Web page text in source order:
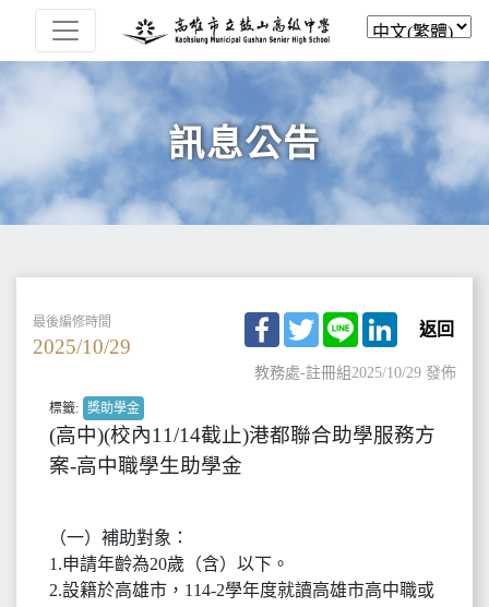
訊息公告
最後編修時間
2025/10/29
Facebook
TwitterLine LinkedIn
返回
教務處-註冊組2025/10/29 發佈
標籤: 獎助學金
(高中)(校內11/14截止)港都聯合助學服務方
案-高中職學生助學金
（一）補助對象：
1.申請年齡為20歲（含）以下。
2.設籍於高雄市，114-2學年度就讀高雄市高中職或